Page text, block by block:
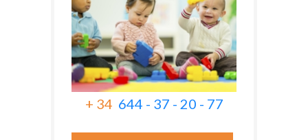
+ 34 644 - 37 - 20 - 77